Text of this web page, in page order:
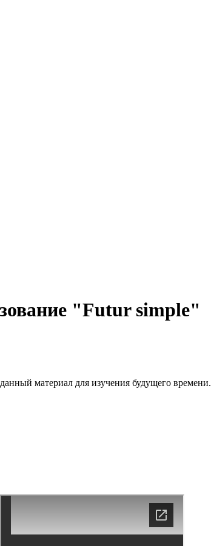
"Futur simple"
материал для изучения будущего времени.